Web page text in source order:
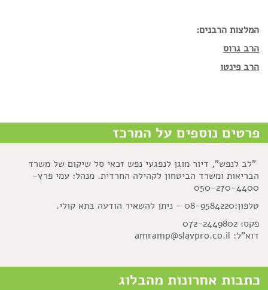
המלצות הרבנים:
הרב גרוס
הרב פינטו
פרטים נוספים על המרכז
"לב לנפש", דיור מוגן לנפגעי נפש זכאי סל שיקום של משרד
הבריאות ומשרד הביטחון לקהילה החרדית. מנהל: עמי פרץ-
050-270-4400
טלפון:08-9584220 - ניתן להשאיר הודעה בתא קולי.
פקס: 072-2449802
דוא"ל: amramp@slavpro.co.il
כתבות אחרונות מהבלוג